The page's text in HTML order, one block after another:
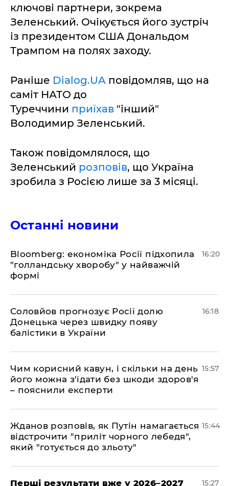
ключові партнери, зокрема
Зеленський. Очікується його зустріч
із президентом США Дональдом
Трампом на полях заходу.
Раніше Dialog.UA повідомляв, що на
саміт НАТО до
Туреччини приїхав "інший"
Володимир Зеленський.
Також повідомлялося, що
Зеленський розповів, що Україна
зробила з Росією лише за 3 місяці.
Останні новини
Bloomberg: економіка Росії підхопила
"голландську хворобу" у найважчій
формі
16:20
Соловйов прогнозує Росії долю
Донецька через швидку появу
балістики в України
16:18
Чим корисний кавун, і скільки на день
його можна з'їдати без шкоди здоров'я
– пояснили експерти
15:57
Жданов розповів, як Путін намагається
відстрочити "приліт чорного лебедя",
який "готується до зльоту"
15:44
Перші результати вже у 2026–2027 15:27